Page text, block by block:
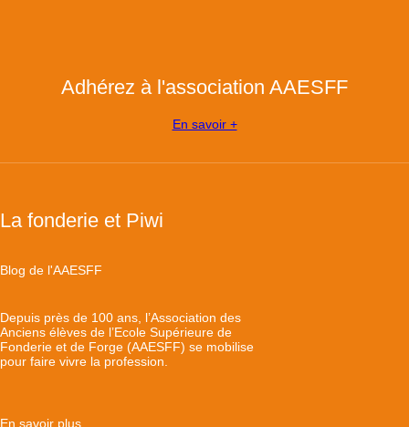
Adhérez à l'association AAESFF
En savoir +
La fonderie et Piwi
Blog de l'AAESFF
Depuis près de 100 ans, l’Association des
Anciens élèves de l’Ecole Supérieure de
Fonderie et de Forge (AAESFF) se mobilise
pour faire vivre la profession.
En savoir plus